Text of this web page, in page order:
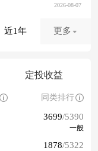
近1年 更多
定投收益
同类排行
3699/5390
一般
1878/5322